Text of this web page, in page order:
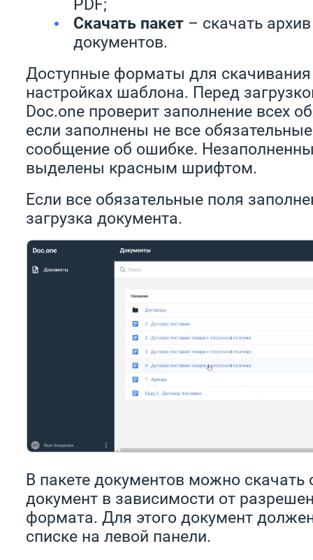
Скачать пакет – скачать
документов.
Доступные форматы для
настройках шаблона. Перед
Doc.one проверит заполнение всех
если заполнены не все
сообщение об ошибке.
выделены красным шрифтом.
Если все обязательные поля
загрузка документа.
В пакете документов можно
документ в зависимости от
формата. Для этого документ
списке на левой панели.